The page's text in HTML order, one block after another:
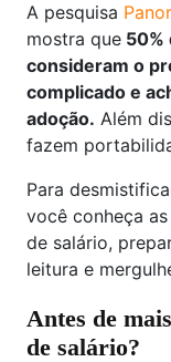
A pesquisa
mostra que 50%
consideram o
complicado e
adoção. Além
fazem
Para
você conheça
de salário,
leitura e
Antes de
de salário?